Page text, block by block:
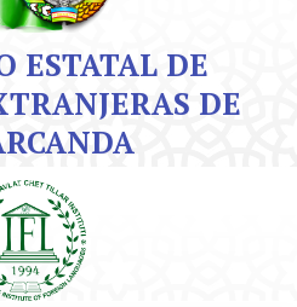
ESTATAL DE
DE